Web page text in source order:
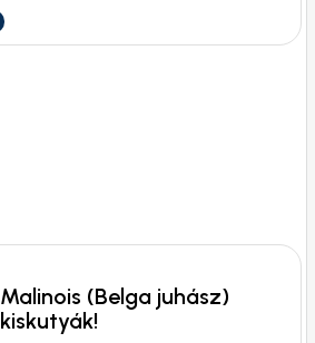
Malinois (Belga juhász)
kiskutyák!